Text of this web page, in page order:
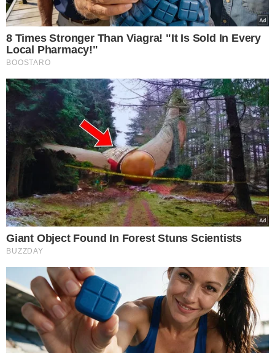
Luís Paulo Neto da Silva, de 23 anos, foi morto no dia 20
de abril de 2024 em José de Freitas (PI) — Foto:
Reprodução